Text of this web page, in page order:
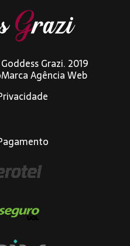
Grazi. 2019
Agência Web